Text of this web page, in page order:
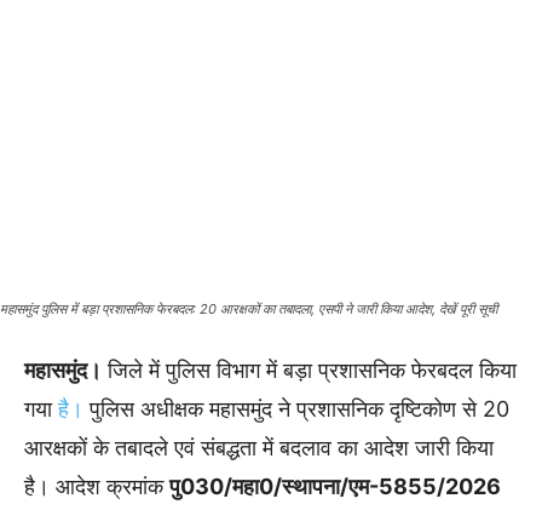
महासमुंद पुलिस में बड़ा प्रशासनिक फेरबदल: 20 आरक्षकों का तबादला, एसपी ने जारी किया आदेश, देखें पूरी सूची
महासमुंद। जिले में पुलिस विभाग में बड़ा प्रशासनिक फेरबदल किया
गयाहै। पुलिस अधीक्षक महासमुंद ने प्रशासनिक दृष्टिकोण से 20
आरक्षकों के तबादले एवं संबद्धता में बदलाव का आदेश जारी किया
है। आदेश क्रमांकपु030/महा0/स्थापना/एम-5855/2026